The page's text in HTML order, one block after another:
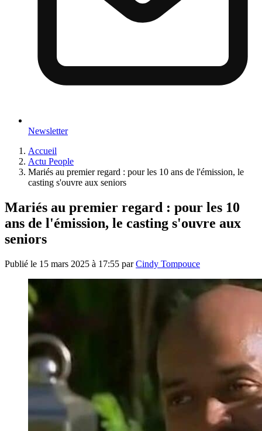
Newsletter
Accueil
Actu People
Mariés au premier regard : pour les 10 ans de l'émission, le
casting s'ouvre aux seniors
Mariés au premier regard : pour les 10
ans de l'émission, le casting s'ouvre aux
seniors
Publié le 15 mars 2025 à 17:55 parCindy Tompouce